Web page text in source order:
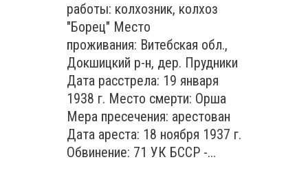
работы: колхозник, колхоз
"Борец" Место
проживания: Витебская обл.,
Докшицкий р-н, дер. Прудники
Дата расстрела: 19 января
1938 г. Место смерти: Орша
Мера пресечения: арестован
Дата ареста: 18 ноября 1937 г.
Обвинение: 71 УК БССР -...